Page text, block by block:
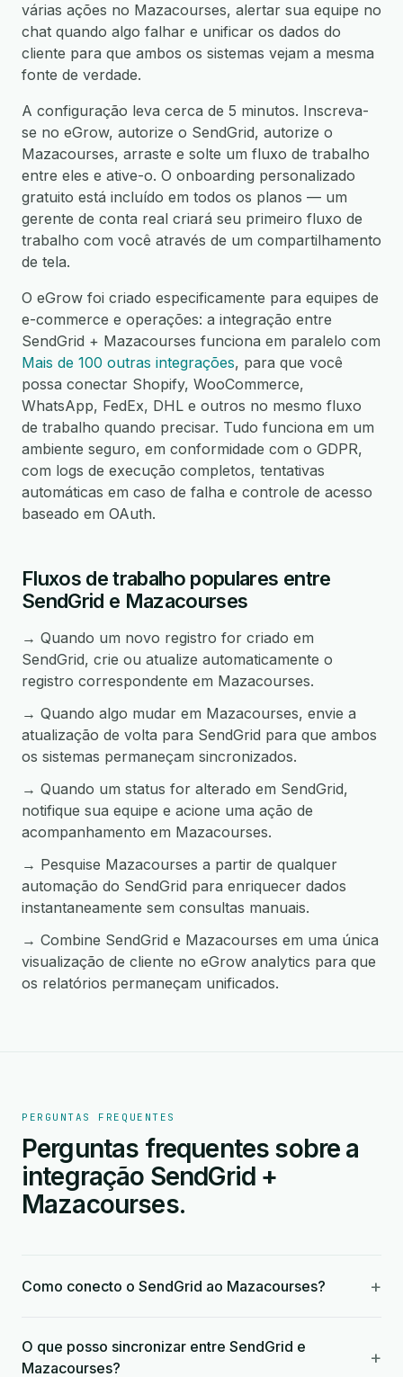
várias ações no Mazacourses, alertar sua equipe no
chat quando algo falhar e unificar os dados do
cliente para que ambos os sistemas vejam a mesma
fonte de verdade.
A configuração leva cerca de 5 minutos. Inscreva-
se no eGrow, autorize o SendGrid, autorize o
Mazacourses, arraste e solte um fluxo de trabalho
entre eles e ative-o. O onboarding personalizado
gratuito está incluído em todos os planos — um
gerente de conta real criará seu primeiro fluxo de
trabalho com você através de um compartilhamento
de tela.
O eGrow foi criado especificamente para equipes de
e-commerce e operações: a integração entre
SendGrid + Mazacourses funciona em paralelo com
Mais de 100 outras integrações, para que você
possa conectar Shopify, WooCommerce,
WhatsApp, FedEx, DHL e outros no mesmo fluxo
de trabalho quando precisar. Tudo funciona em um
ambiente seguro, em conformidade com o GDPR,
com logs de execução completos, tentativas
automáticas em caso de falha e controle de acesso
baseado em OAuth.
Fluxos de trabalho populares entre
SendGrid e Mazacourses
→ Quando um novo registro for criado em
SendGrid, crie ou atualize automaticamente o
registro correspondente em Mazacourses.
→ Quando algo mudar em Mazacourses, envie a
atualização de volta para SendGrid para que ambos
os sistemas permaneçam sincronizados.
→ Quando um status for alterado em SendGrid,
notifique sua equipe e acione uma ação de
acompanhamento em Mazacourses.
→ Pesquise Mazacourses a partir de qualquer
automação do SendGrid para enriquecer dados
instantaneamente sem consultas manuais.
→ Combine SendGrid e Mazacourses em uma única
visualização de cliente no eGrow analytics para que
os relatórios permaneçam unificados.
PERGUNTAS FREQUENTES
Perguntas frequentes sobre a
integração SendGrid +
Mazacourses.
Como conecto o SendGrid ao Mazacourses? +
O que posso sincronizar entre SendGrid e
Mazacourses?
+